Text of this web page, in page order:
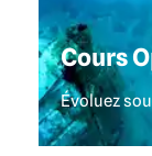
Cours
Évoluez